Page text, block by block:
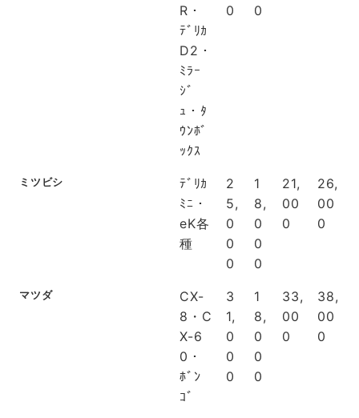
R・
ﾃﾞﾘｶ
D2・
ﾐﾗｰ
ｼﾞ
ｭ・ﾀ
ｳﾝﾎﾞ
ｯｸｽ
0
0
ミツビシ
ﾃﾞﾘｶ
ﾐﾆ・
eK各
種
2
5,
0
0
0
1
8,
0
0
0
21,
00
0
26,
00
0
マツダ
CX-
8・C
X-6
0・
ﾎﾞﾝ
ｺﾞ
3
1,
0
0
0
1
8,
0
0
0
33,
00
0
38,
00
0